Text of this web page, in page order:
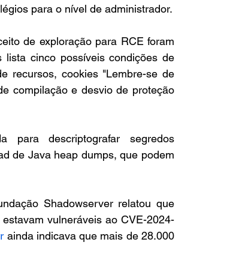
para o nível de administrador.
de exploração para RCE foram
lista cinco possíveis condições de
recursos, cookies "Lembre-se de
compilação e desvio de proteção
para descriptografar segredos
de Java heap dumps, que podem
Shadowserver relatou que
vulneráveis ao CVE-2024-
ainda indicava que mais de 28.000